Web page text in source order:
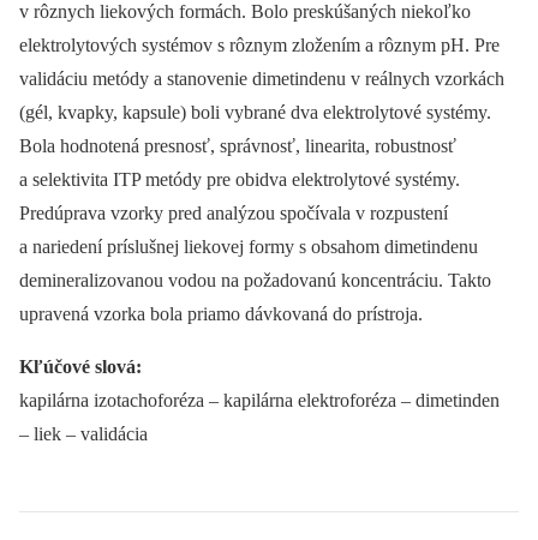
v rôznych liekových formách. Bolo preskúšaných niekoľko
elektrolytových systémov s rôznym zložením a rôznym pH. Pre
validáciu metódy a stanovenie dimetindenu v reálnych vzorkách
(gél, kvapky, kapsule) boli vybrané dva elektrolytové systémy.
Bola hodnotená presnosť, správnosť, linearita, robustnosť
a selektivita ITP metódy pre obidva elektrolytové systémy.
Predúprava vzorky pred analýzou spočívala v rozpustení
a nariedení príslušnej liekovej formy s obsahom dimetindenu
demineralizovanou vodou na požadovanú koncentráciu. Takto
upravená vzorka bola priamo dávkovaná do prístroja.
Kľúčové slová:
kapilárna izotachoforéza –⁠ kapilárna elektroforéza –⁠ dimetinden
–⁠ liek –⁠ validácia